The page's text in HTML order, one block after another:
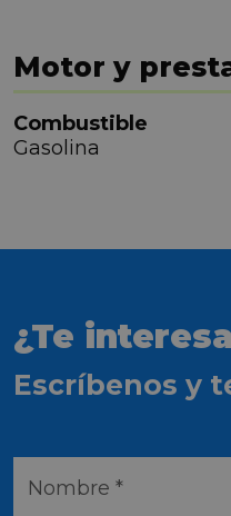
Motor y
Combustible
Gasolina
¿Te
Escríbenos y
Nombre *